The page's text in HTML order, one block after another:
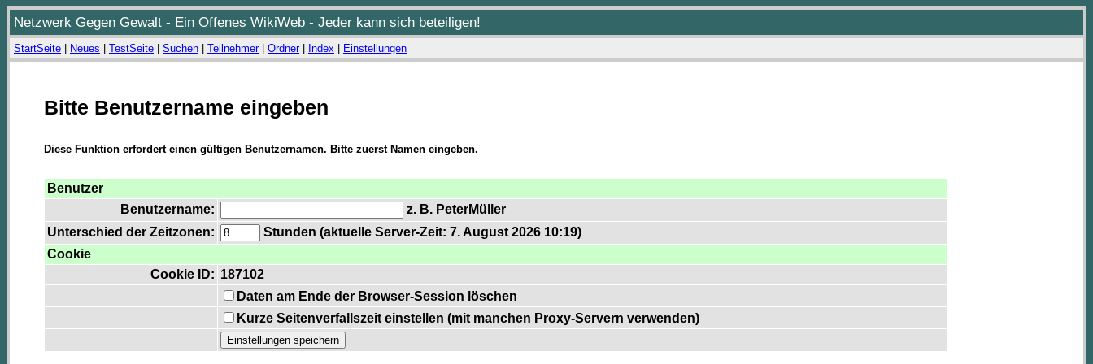
Netzwerk Gegen Gewalt - Ein Offenes WikiWeb - Jeder kann sich beteiligen!
StartSeite Neues TestSeite Suchen Teilnehmer| Ordner| Index Einstellungen
Bitte Benutzername eingeben
Diese Funktion erfordert einen gültigen Benutzernamen. Bitte zuerst Namen eingeben.
Benutzer
Benutzername:
z. B. PeterMüller
Unterschied der Zeitzonen:
Stunden (aktuelle Server-Zeit: 7. August 2026 10:19)
Cookie
Cookie ID: 187102
Daten am Ende der Browser-Session löschen
Kurze Seitenverfallszeit einstellen (mit manchen Proxy-Servern verwenden)